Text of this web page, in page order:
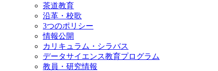
茶道教育
沿革・校歌
3つのポリシー
情報公開
カリキュラム・シラバス
データサイエンス教育プログラム
教員・研究情報